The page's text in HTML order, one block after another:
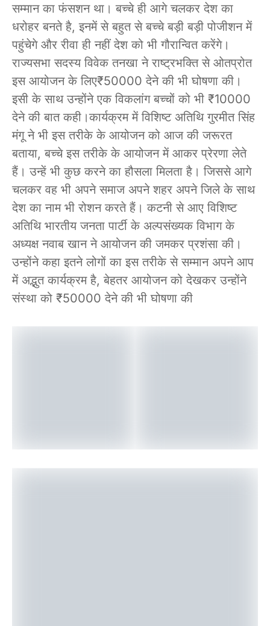
सम्मान का फंसशन था। बच्चे ही आगे चलकर देश का
धरोहर बनते है, इनमें से बहुत से बच्चे बड़ी बड़ी पोजीशन में
पहुंचेगे और रीवा ही नहीं देश को भी गौरान्वित करेंगे।
राज्यसभा सदस्य विवेक तनखा ने राष्ट्रभक्ति से ओतप्रोत
इस आयोजन के लिए₹50000 देने की भी घोषणा की।
इसी के साथ उन्होंने एक विकलांग बच्चों को भी ₹10000
देने की बात कही।कार्यक्रम में विशिष्ट अतिथि गुरमीत सिंह
मंगू ने भी इस तरीके के आयोजन को आज की जरूरत
बताया, बच्चे इस तरीके के आयोजन में आकर प्रेरणा लेते
हैं। उन्हें भी कुछ करने का हौसला मिलता है। जिससे आगे
चलकर वह भी अपने समाज अपने शहर अपने जिले के साथ
देश का नाम भी रोशन करते हैं। कटनी से आए विशिष्ट
अतिथि भारतीय जनता पार्टी के अल्पसंख्यक विभाग के
अध्यक्ष नवाब खान ने आयोजन की जमकर प्रशंसा की।
उन्होंने कहा इतने लोगों का इस तरीके से सम्मान अपने आप
में अद्भुत कार्यक्रम है, बेहतर आयोजन को देखकर उन्होंने
संस्था को ₹50000 देने की भी घोषणा की